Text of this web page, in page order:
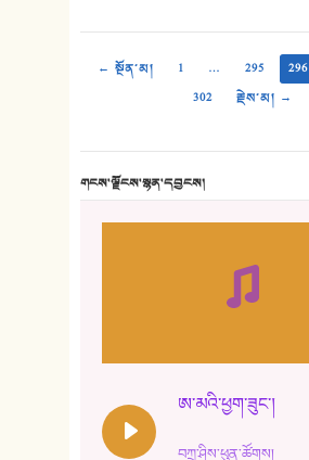
← སྔོན་མ། 1 … 295 296
302
རྗེས་མ། →
གངས་ལྗོངས་སྙན་དབྱངས།
ཨ་མའི་ཕྱག་ཟུང་།
བཀྲ་ཤིས་ཕུན་ཚོགས།